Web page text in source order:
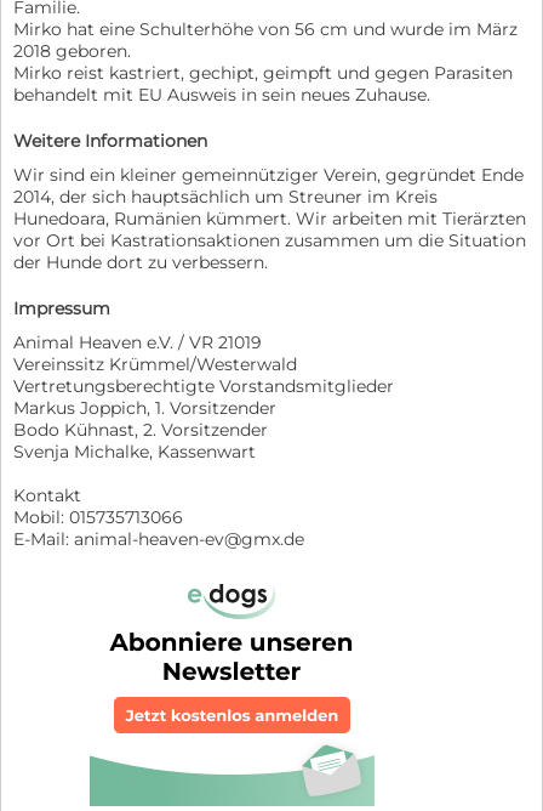
Familie.
Mirko hat eine Schulterhöhe von 56 cm und wurde im März
2018 geboren.
Mirko reist kastriert, gechipt, geimpft und gegen Parasiten
behandelt mit EU Ausweis in sein neues Zuhause.
Weitere Informationen
Wir sind ein kleiner gemeinnütziger Verein, gegründet Ende
2014, der sich hauptsächlich um Streuner im Kreis
Hunedoara, Rumänien kümmert. Wir arbeiten mit Tierärzten
vor Ort bei Kastrationsaktionen zusammen um die Situation
der Hunde dort zu verbessern.
Impressum
Animal Heaven e.V. / VR 21019
Vereinssitz Krümmel/Westerwald
Vertretungsberechtigte Vorstandsmitglieder
Markus Joppich, 1. Vorsitzender
Bodo Kühnast, 2. Vorsitzender
Svenja Michalke, Kassenwart
Kontakt
Mobil: 015735713066
E-Mail: animal-heaven-ev@gmx.de